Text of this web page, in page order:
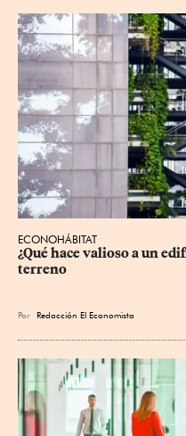
ECONOHÁBITAT
¿Qué hace valioso a un
terreno
Por Redacción El Economista